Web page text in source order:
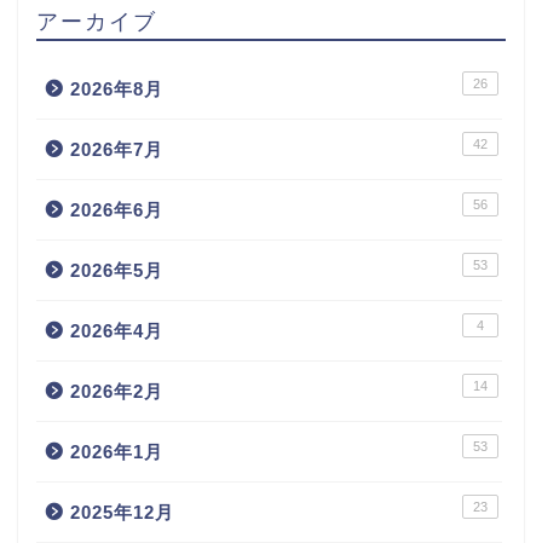
アーカイブ
2026年8月 26
2026年7月 42
2026年6月 56
2026年5月 53
2026年4月 4
2026年2月 14
2026年1月 53
2025年12月 23